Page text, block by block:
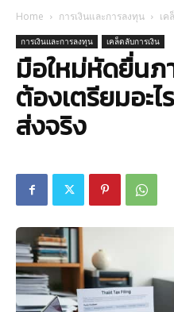
Home การเงินและการลงทุน เค
การเงินและการลงทุน เคล็ดลับการเงิน
มือใหม่หัดยื่นภ
ต้องเตรียมอะ
ส่งจริง